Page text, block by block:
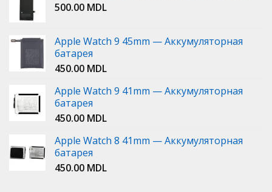
500.00 MDL
Apple Watch 9 45mm — Аккумуляторная
батарея
450.00 MDL
Apple Watch 9 41mm — Аккумуляторная
батарея
450.00 MDL
Apple Watch 8 41mm — Аккумуляторная
батарея
450.00 MDL